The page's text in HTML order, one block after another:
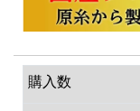
購入数